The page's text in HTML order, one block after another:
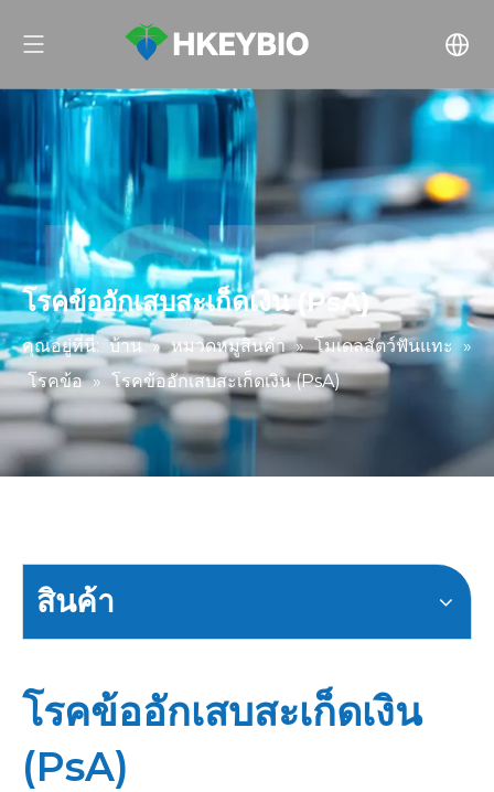
โรคข้ออักเสบสะเก็ดเงิน (PsA)
คุณอยู่ที่นี่: บ้าน » หมวดหมู่สินค้า » โมเดลสัตว์ฟันแทะ »
โรคข้อ » โรคข้ออักเสบสะเก็ดเงิน (PsA)
สินค้า
โรคข้ออักเสบสะเก็ดเงิน
(PsA)